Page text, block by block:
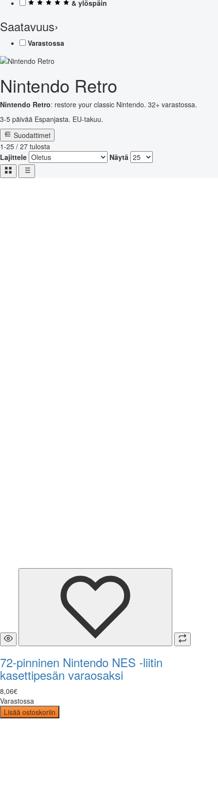
& ylöspäin
Saatavuus›
Varastossa
Nintendo Retro
Nintendo Retro: restore your classic Nintendo. 32+ varastossa.
3-5 päivää Espanjasta. EU-takuu.
Suodattimet
1-25 / 27 tulosta
Lajittele
Näytä
72-pinninen Nintendo NES -liitin
kasettipesän varaosaksi
8,06€
Varastossa
Lisää ostoskoriin